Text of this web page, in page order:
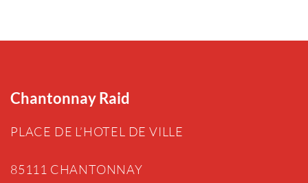
Chantonnay Raid
PLACE DE L’HOTEL DE VILLE
85111 CHANTONNAY